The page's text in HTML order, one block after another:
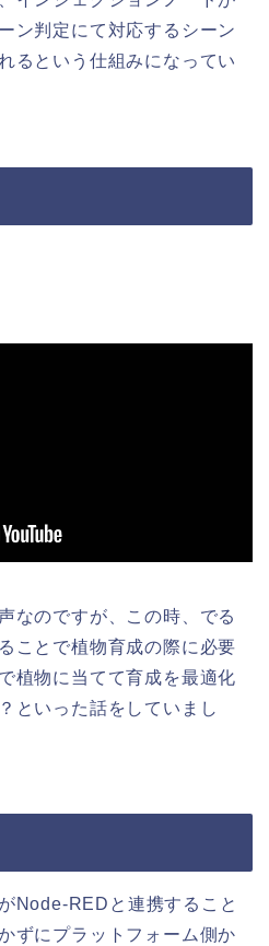
ン判定にて対応するシーン
るという仕組みになってい
なのですが、この時、でる
ことで植物育成の際に必要
植物に当てて育成を最適化
といった話をしていまし
Node-REDと連携すること
ずにプラットフォーム側か